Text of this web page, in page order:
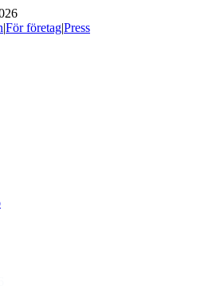
|För företag|Press